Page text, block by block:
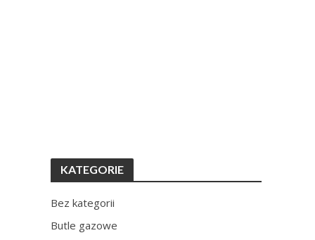
KATEGORIE
Bez kategorii
Butle gazowe